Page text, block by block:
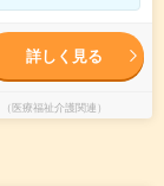
詳しく見る
療福祉介護関連）